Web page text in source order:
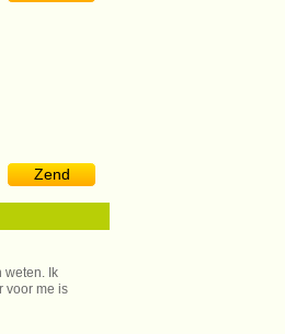
Zend
weten. Ik
voor me is